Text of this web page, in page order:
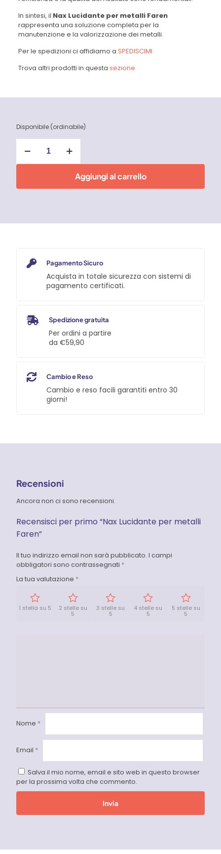
In sintesi, il Nax Lucidante per metalli Faren
rappresenta una soluzione completa per la
manutenzione e la valorizzazione dei metalli.
Per le spedizioni ci affidiamo a SPEDISCIMI
Trova altri prodotti in questa sezione
Disponibile (ordinabile)
Lucidante
per
quantità
Aggiungi al carrello
Pagamento Sicuro
Acquista in totale sicurezza con sistemi di
pagamento certificati.
Spedizione gratuita
Per ordini a partire
da €59,90
Cambio e Reso
Cambio e reso facili garantiti entro 30
giorni!
Recensioni
Ancora non ci sono recensioni.
Recensisci per primo “Nax Lucidante per metalli
Faren”
Il tuo indirizzo email non sarà pubblicato. I campi
obbligatori sono contrassegnati *
La tua valutazione *
1 stella su 5 2 stelle su
5
3 stelle su
5
4 stelle su
5
5 stelle su
5
Nome *
Email *
Salva il mio nome, email e sito web in questo browser
per la prossima volta che commento.